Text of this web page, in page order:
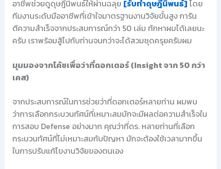
อาชีพช่วยดูดุษฎีนิพนธ์ให้ผ่านฉลุย [รับทำดุษฎีนิพนธ์] โดย
ทีมงานระดับมืออาชีพที่เข้าใจมาตรฐานงานวิจัยขั้นสูง การัน
ตีความสำเร็จจากประสบการณ์กว่า 50 เล่ม ทักหาผมได้เลยนะ
ครับ เราพร้อมสู้ไปกับท่านจนกว่าจะได้สวมชุดครุยครับผม
มุมมองจากโค้ชเพื่อว่าที่ดอกเตอร์ (Insight จาก 50 กว่า
เคส)
จากประสบการณ์ในการช่วยว่าที่ดอกเตอร์หลายท่าน ผมพบ
ว่าการเลือกกระบวนทัศน์ที่เหมาะสมมักจะมีผลต่อความสำเร็จใน
การสอบ Defense อย่างมาก คุณว่าที่ดร. หลายท่านที่เลือก
กระบวนทัศน์ที่ไม่เหมาะสมกับปัญหา มักจะต้องใช้เวลามากขึ้น
ในการปรับแก้ไขงานวิจัยของตนเอง